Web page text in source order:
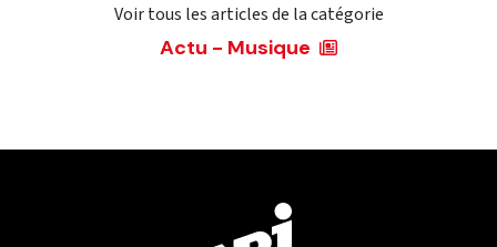
Voir tous les articles de la catégorie
Actu - Musique